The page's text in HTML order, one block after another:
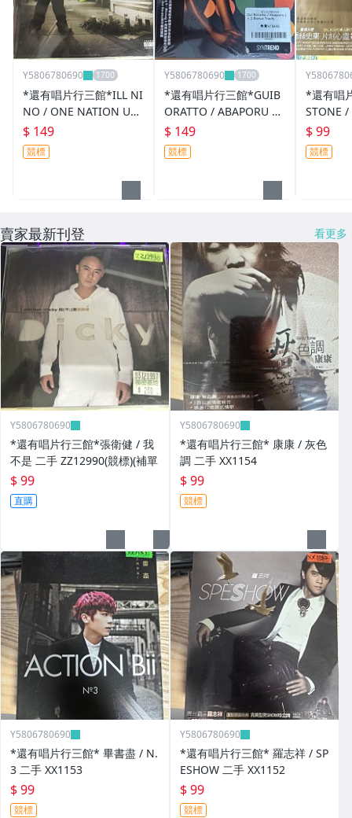
Y5806780690
*還有唱片行三館*ILL NI
NO / ONE NATION UN
DERGROUND 二手 ZZ1
3261(競標)
$ 149
競標
Y5806780690
*還有唱片行三館*GUIB
ORATTO / ABAPORU 全
新 ZZ21324
$ 149
競標
*還有唱
STONE /
SIONS
競標)
$ 99
競標
賣家最新刊登 看更多
Y5806780690
*還有唱片行三館*張衛健 / 我
不是 二手 ZZ12990(競標)(補單
$ 99
直購
Y5806780690
*還有唱片行三館* 康康 / 灰色
調 二手 XX1154
$ 99
競標
Y5806780690
*還有唱片行三館* 畢書盡 / N.
3 二手 XX1153
$ 99
競標
Y5806780690
*還有唱片行三館* 羅志祥 / SP
ESHOW 二手 XX1152
$ 99
競標